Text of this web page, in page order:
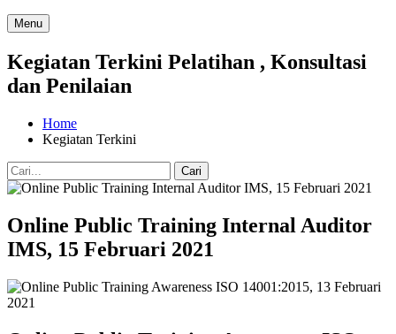
Menu
Kegiatan Terkini Pelatihan , Konsultasi
dan Penilaian
Home
Kegiatan Terkini
Online Public Training Internal Auditor
IMS, 15 Februari 2021